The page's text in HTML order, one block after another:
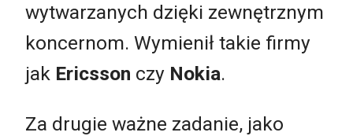
wytwarzanych dzięki zewnętrznym
koncernom. Wymienił takie firmy
jak Ericsson czy Nokia.
Za drugie ważne zadanie, jako